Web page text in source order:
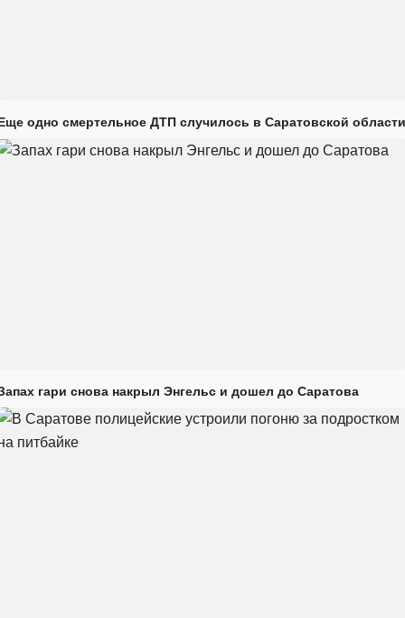
одно смертельное ДТП случилось в Саратовской области
гари снова накрыл Энгельс и дошел до Саратова